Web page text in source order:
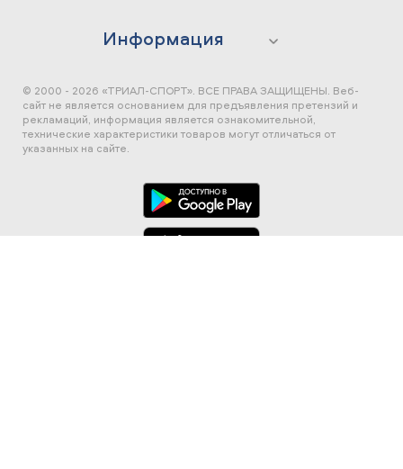
Информация
© 2000 - 2026 «ТРИАЛ-СПОРТ». ВСЕ ПРАВА ЗАЩИЩЕНЫ. Веб-
сайт не является основанием для предъявления претензий и
рекламаций, информация является ознакомительной,
технические характеристики товаров могут отличаться от
указанных на сайте.